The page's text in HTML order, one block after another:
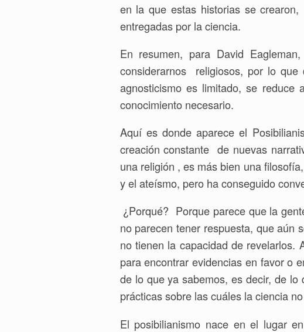
en la que estas historias se
entregadas por la ciencia.
En resumen, para David
considerarnos religiosos, por lo que
agnosticismo es limitado, se
conocimiento necesario.
Aquí es donde aparece el
creación constante de nuevas
una religión , es más bien una
y el ateísmo, pero ha conseguido
¿Porqué? Porque parece que la
no parecen tener respuesta, que aún
no tienen la capacidad de revelarlos.
para encontrar evidencias en favor o
de lo que ya sabemos, es decir, de
prácticas sobre las cuáles la ciencia
El posibilianismo nace en el lugar